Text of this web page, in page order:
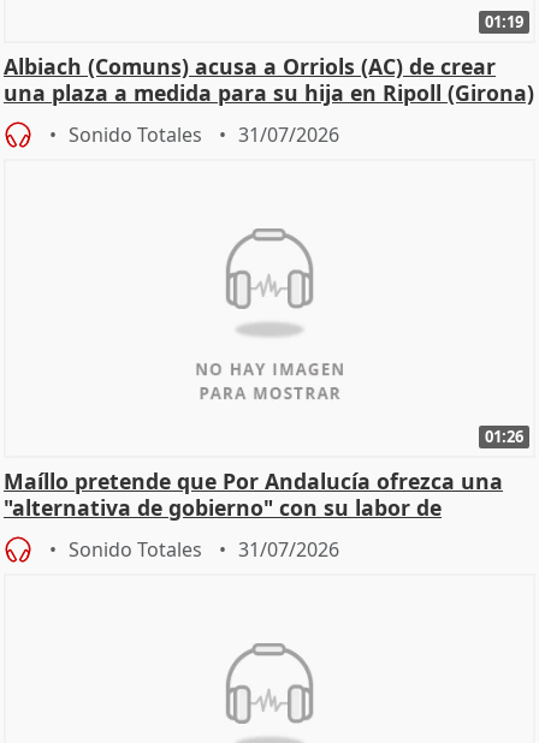
01:19
Albiach (Comuns) acusa a Orriols (AC) de crear
una plaza a medida para su hija en Ripoll (Girona)
Sonido Totales 31/07/2026
01:26
Maíllo pretende que Por Andalucía ofrezca una
"alternativa de gobierno" con su labor de
oposición
Sonido Totales 31/07/2026